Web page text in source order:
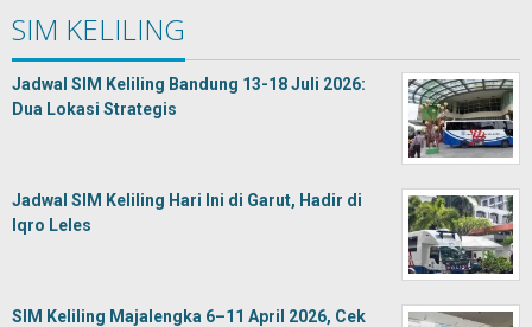
SIM KELILING
Jadwal SIM Keliling Bandung 13-18 Juli 2026:
Dua Lokasi Strategis
Jadwal SIM Keliling Hari Ini di Garut, Hadir di
Iqro Leles
SIM Keliling Majalengka 6–11 April 2026, Cek